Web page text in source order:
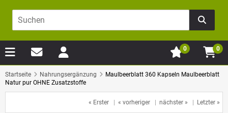
0
0
Startseite Nahrungsergänzung
Maulbeerblatt 360 Kapseln Maulbeerblatt
Natur pur OHNE Zusatzstoffe
« Erster | « vorheriger | nächster » | Letzter »